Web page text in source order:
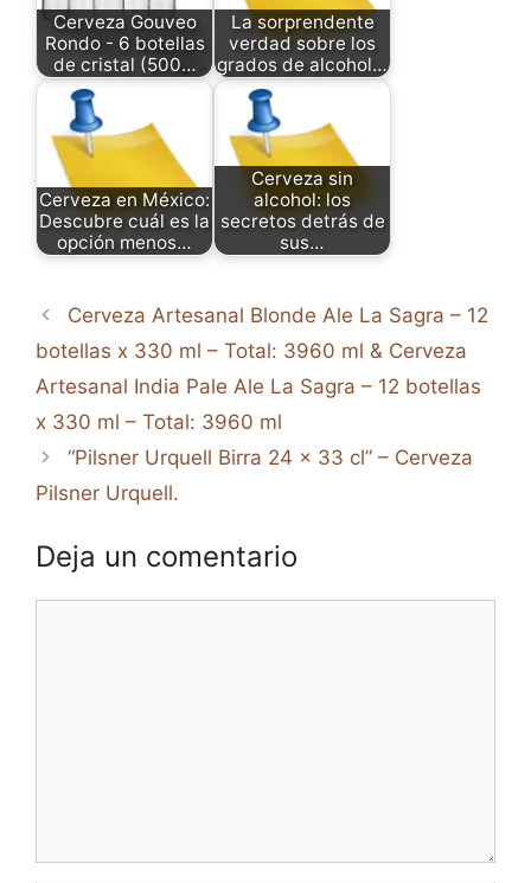
Cerveza Gouveo
Rondo - 6 botellas
de cristal (500…
La sorprendente
verdad sobre los
grados de alcohol…
Cerveza en México:
Descubre cuál es la
opción menos…
Cerveza sin
alcohol: los
secretos detrás de
sus…
Cerveza Artesanal Blonde Ale La Sagra – 12
botellas x 330 ml – Total: 3960 ml & Cerveza
Artesanal India Pale Ale La Sagra – 12 botellas
x 330 ml – Total: 3960 ml
“Pilsner Urquell Birra 24 x 33 cl” – Cerveza
Pilsner Urquell.
Deja un comentario